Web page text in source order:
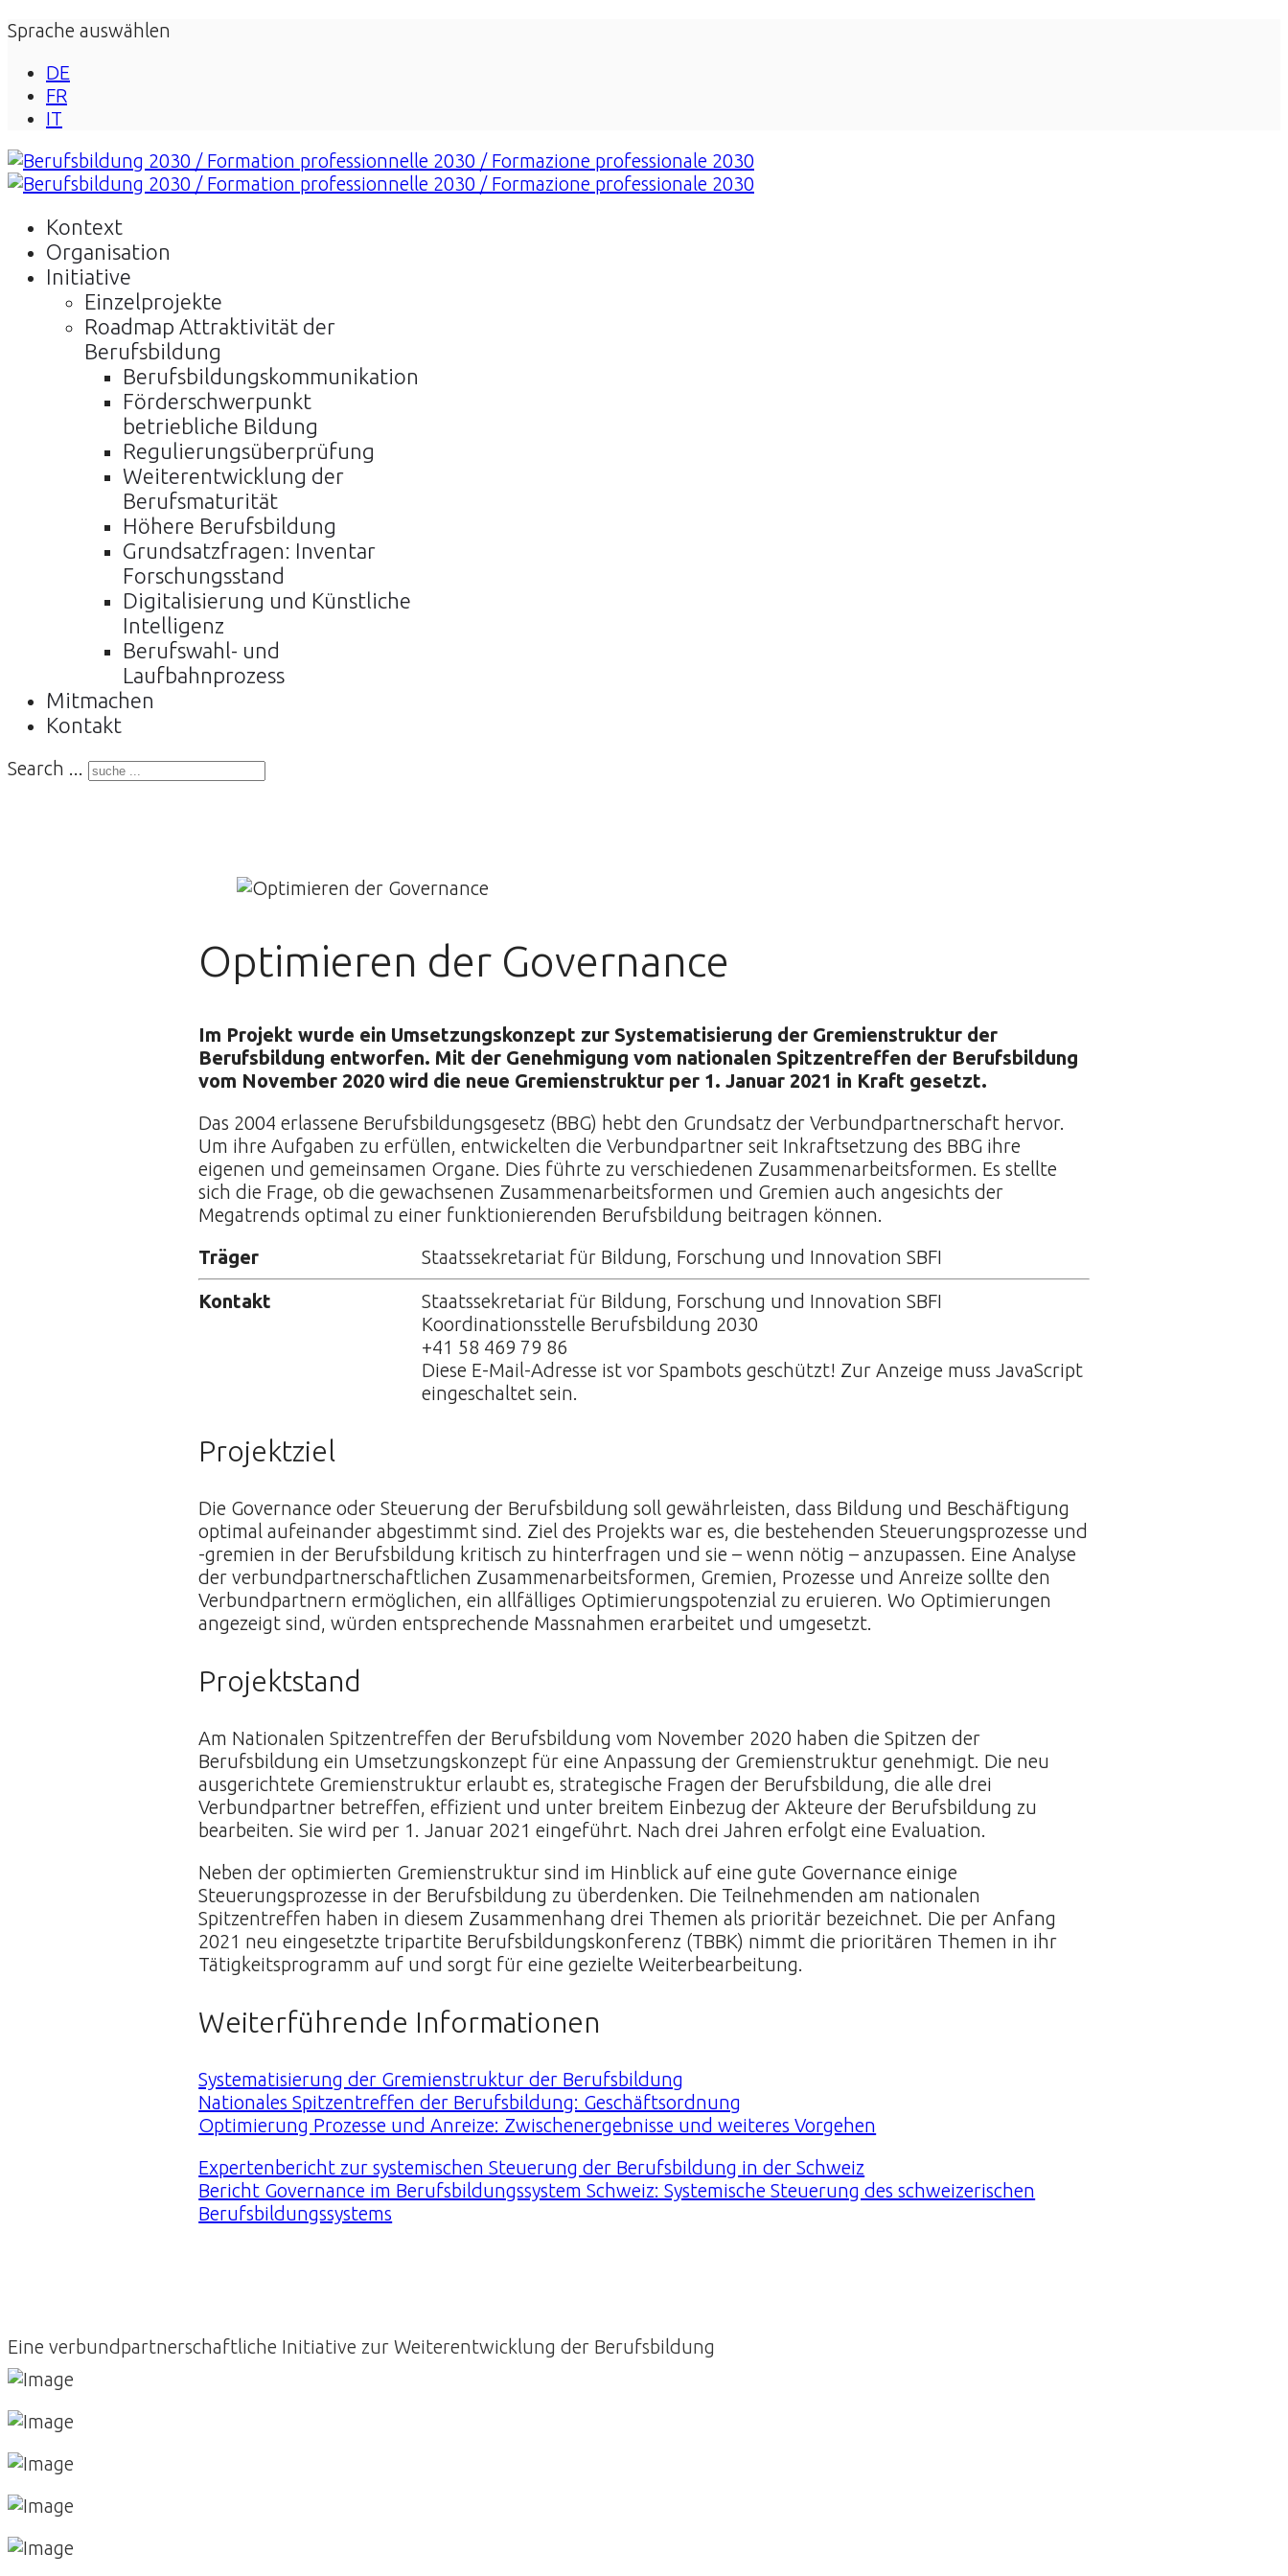
Sprache auswählen
DE
FR
IT
Kontext
Organisation
Initiative
Einzelprojekte
Roadmap Attraktivität der
Berufsbildung
Berufsbildungskommunikation
Förderschwerpunkt
betriebliche Bildung
Regulierungsüberprüfung
Weiterentwicklung der
Berufsmaturität
Höhere Berufsbildung
Grundsatzfragen: Inventar
Forschungsstand
Digitalisierung und Künstliche
Intelligenz
Berufswahl- und
Laufbahnprozess
Mitmachen
Kontakt
Search ...
Optimieren der Governance
Im Projekt wurde ein Umsetzungskonzept zur Systematisierung der Gremienstruktur der
Berufsbildung entworfen. Mit der Genehmigung vom nationalen Spitzentreffen der Berufsbildung
vom November 2020 wird die neue Gremienstruktur per 1. Januar 2021 in Kraft gesetzt.
Das 2004 erlassene Berufsbildungsgesetz (BBG) hebt den Grundsatz der Verbundpartnerschaft hervor.
Um ihre Aufgaben zu erfüllen, entwickelten die Verbundpartner seit Inkraftsetzung des BBG ihre
eigenen und gemeinsamen Organe. Dies führte zu verschiedenen Zusammenarbeitsformen. Es stellte
sich die Frage, ob die gewachsenen Zusammenarbeitsformen und Gremien auch angesichts der
Megatrends optimal zu einer funktionierenden Berufsbildung beitragen können.
Träger
Staatssekretariat für Bildung, Forschung und Innovation SBFI
Kontakt
Staatssekretariat für Bildung, Forschung und Innovation SBFI
Koordinationsstelle Berufsbildung 2030
+41 58 469 79 86
Diese E-Mail-Adresse ist vor Spambots geschützt! Zur Anzeige muss JavaScript
eingeschaltet sein.
Projektziel
Die Governance oder Steuerung der Berufsbildung soll gewährleisten, dass Bildung und Beschäftigung
optimal aufeinander abgestimmt sind. Ziel des Projekts war es, die bestehenden Steuerungsprozesse und
-gremien in der Berufsbildung kritisch zu hinterfragen und sie – wenn nötig – anzupassen. Eine Analyse
der verbundpartnerschaftlichen Zusammenarbeitsformen, Gremien, Prozesse und Anreize sollte den
Verbundpartnern ermöglichen, ein allfälliges Optimierungspotenzial zu eruieren. Wo Optimierungen
angezeigt sind, würden entsprechende Massnahmen erarbeitet und umgesetzt.
Projektstand
Am Nationalen Spitzentreffen der Berufsbildung vom November 2020 haben die Spitzen der
Berufsbildung ein Umsetzungskonzept für eine Anpassung der Gremienstruktur genehmigt. Die neu
ausgerichtete Gremienstruktur erlaubt es, strategische Fragen der Berufsbildung, die alle drei
Verbundpartner betreffen, effizient und unter breitem Einbezug der Akteure der Berufsbildung zu
bearbeiten. Sie wird per 1. Januar 2021 eingeführt. Nach drei Jahren erfolgt eine Evaluation.
Neben der optimierten Gremienstruktur sind im Hinblick auf eine gute Governance einige
Steuerungsprozesse in der Berufsbildung zu überdenken. Die Teilnehmenden am nationalen
Spitzentreffen haben in diesem Zusammenhang drei Themen als prioritär bezeichnet. Die per Anfang
2021 neu eingesetzte tripartite Berufsbildungskonferenz (TBBK) nimmt die prioritären Themen in ihr
Tätigkeitsprogramm auf und sorgt für eine gezielte Weiterbearbeitung.
Weiterführende Informationen
Systematisierung der Gremienstruktur der Berufsbildung
Nationales Spitzentreffen der Berufsbildung: Geschäftsordnung
Optimierung Prozesse und Anreize: Zwischenergebnisse und weiteres Vorgehen
Expertenbericht zur systemischen Steuerung der Berufsbildung in der Schweiz
Bericht Governance im Berufsbildungssystem Schweiz: Systemische Steuerung des schweizerischen
Berufsbildungssystems
Eine verbundpartnerschaftliche Initiative zur Weiterentwicklung der Berufsbildung